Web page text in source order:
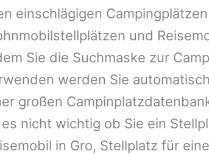
einschlägigen
und
Sie die Suchmaske zur
werden Sie
großen
nicht wichtig ob Sie ein
in Gro, Stellplatz für